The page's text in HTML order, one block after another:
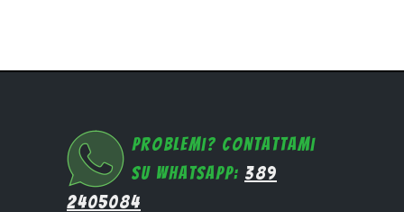
Problemi? Contattami
su Whatsapp: 389
2405084